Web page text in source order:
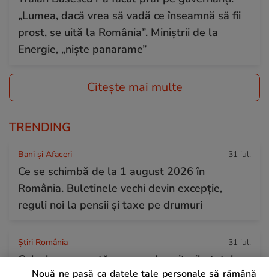
„Lumea, dacă vrea să vadă ce înseamnă să fii
prost, se uită la România”. Miniștrii de la
Energie, „niște panarame”
Citește mai multe
TRENDING
Bani și Afaceri 31 iul.
Ce se schimbă de la 1 august 2026 în
România. Buletinele vechi devin excepție,
reguli noi la pensii și taxe pe drumuri
Știri România 31 iul.
Calcule care arată cum scad veniturile totale
Nouă ne pasă ca datele tale personale să rămână